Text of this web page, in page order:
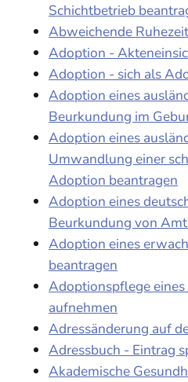
Schichtbetrieb
Abweichende
Adoption -
Adoption - sich als
Adoption eines
Beurkundung im
Adoption eines
Umwandlung einer
Adoption beantragen
Adoption eines
Beurkundung von
Adoption eines
beantragen
Adoptionspflege
aufnehmen
Adressänderung auf
Adressbuch - Eintrag
Akademische